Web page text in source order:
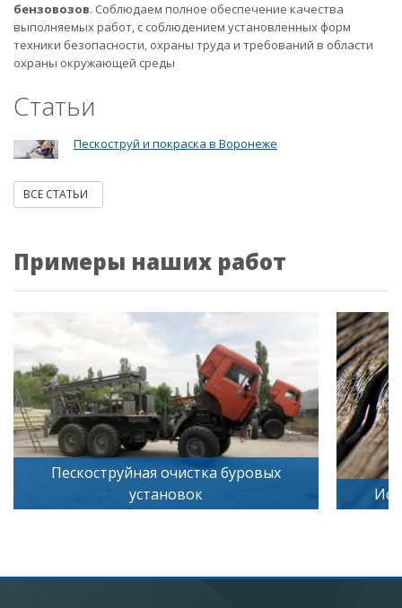
бензовозов. Соблюдаем полное обеспечение качества
выполняемых работ, с соблюдением установленных форм
техники безопасности, охраны труда и требований в области
охраны окружающей среды
Статьи
Пескоструй и покраска в Воронеже
ВСЕ СТАТЬИ
Примеры наших работ
Искусственное старение дерева